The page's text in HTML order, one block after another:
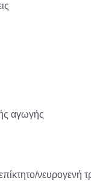
αγωγής
νευρογενή